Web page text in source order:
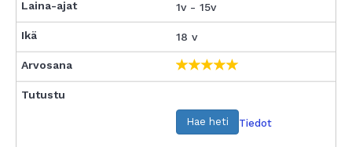
1v - 15v
18 v
Hae heti Tiedot